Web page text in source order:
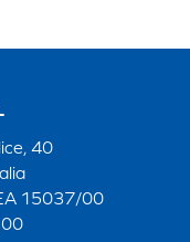
40
15037/00